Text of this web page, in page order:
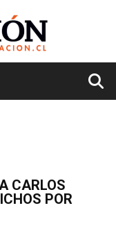
CARLOS
POR